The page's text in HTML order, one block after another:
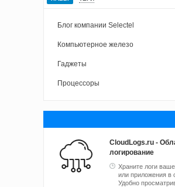
Блог компании Selectel
Компьютерное железо
Гаджеты
Процессоры
CloudLogs.ru -
логирование
Храните логи
или приложения в
Удобно